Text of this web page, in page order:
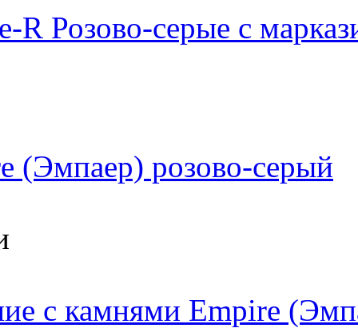
R Розово-серые с
(Эмпаер) розово-серый
с камнями Empire